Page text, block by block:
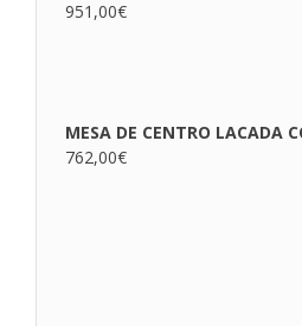
951,00€
MESA DE CENTRO LACADA
762,00€